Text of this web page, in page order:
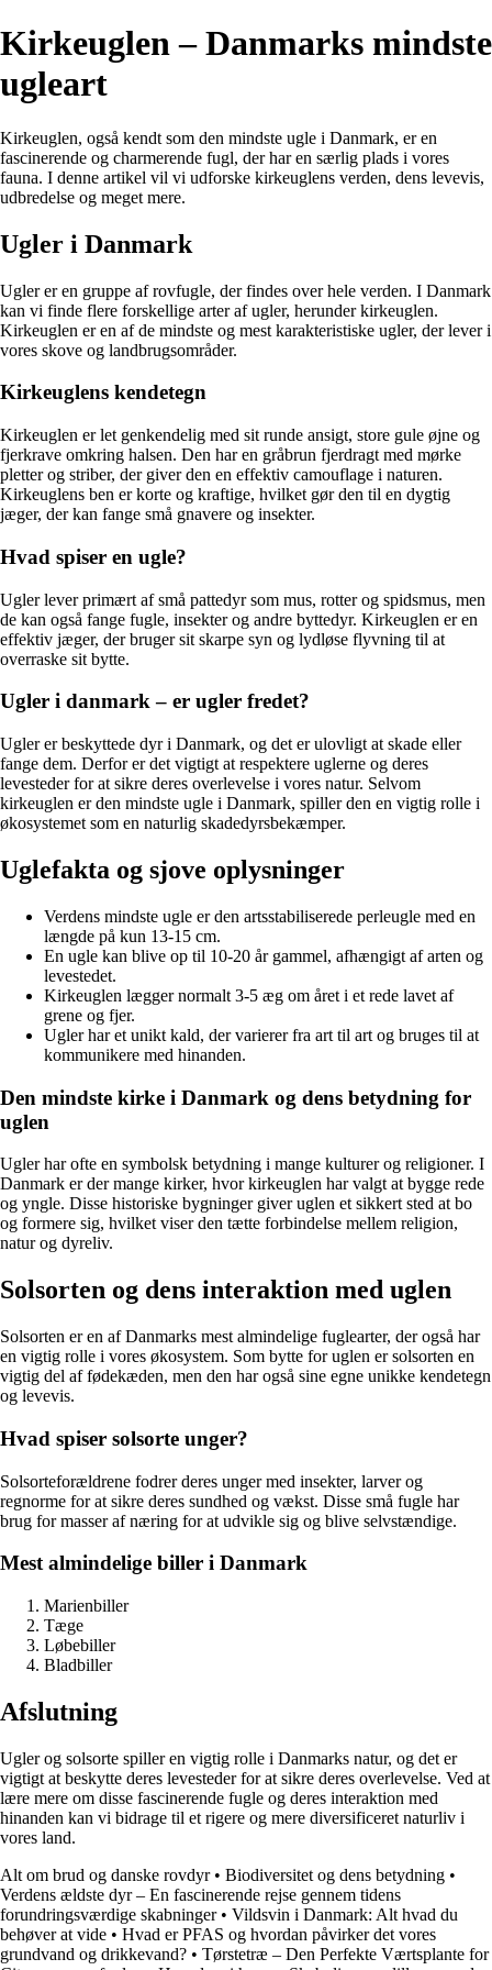
Kirkeuglen – Danmarks mindste
ugleart
Kirkeuglen, også kendt som den mindste ugle i Danmark, er en
fascinerende og charmerende fugl, der har en særlig plads i vores
fauna. I denne artikel vil vi udforske kirkeuglens verden, dens levevis,
udbredelse og meget mere.
Ugler i Danmark
Ugler er en gruppe af rovfugle, der findes over hele verden. I Danmark
kan vi finde flere forskellige arter af ugler, herunder kirkeuglen.
Kirkeuglen er en af de mindste og mest karakteristiske ugler, der lever i
vores skove og landbrugsområder.
Kirkeuglens kendetegn
Kirkeuglen er let genkendelig med sit runde ansigt, store gule øjne og
fjerkrave omkring halsen. Den har en gråbrun fjerdragt med mørke
pletter og striber, der giver den en effektiv camouflage i naturen.
Kirkeuglens ben er korte og kraftige, hvilket gør den til en dygtig
jæger, der kan fange små gnavere og insekter.
Hvad spiser en ugle?
Ugler lever primært af små pattedyr som mus, rotter og spidsmus, men
de kan også fange fugle, insekter og andre byttedyr. Kirkeuglen er en
effektiv jæger, der bruger sit skarpe syn og lydløse flyvning til at
overraske sit bytte.
Ugler i danmark – er ugler fredet?
Ugler er beskyttede dyr i Danmark, og det er ulovligt at skade eller
fange dem. Derfor er det vigtigt at respektere uglerne og deres
levesteder for at sikre deres overlevelse i vores natur. Selvom
kirkeuglen er den mindste ugle i Danmark, spiller den en vigtig rolle i
økosystemet som en naturlig skadedyrsbekæmper.
Uglefakta og sjove oplysninger
Verdens mindste ugle er den artsstabiliserede perleugle med en
længde på kun 13-15 cm.
En ugle kan blive op til 10-20 år gammel, afhængigt af arten og
levestedet.
Kirkeuglen lægger normalt 3-5 æg om året i et rede lavet af
grene og fjer.
Ugler har et unikt kald, der varierer fra art til art og bruges til at
kommunikere med hinanden.
Den mindste kirke i Danmark og dens betydning for
uglen
Ugler har ofte en symbolsk betydning i mange kulturer og religioner. I
Danmark er der mange kirker, hvor kirkeuglen har valgt at bygge rede
og yngle. Disse historiske bygninger giver uglen et sikkert sted at bo
og formere sig, hvilket viser den tætte forbindelse mellem religion,
natur og dyreliv.
Solsorten og dens interaktion med uglen
Solsorten er en af Danmarks mest almindelige fuglearter, der også har
en vigtig rolle i vores økosystem. Som bytte for uglen er solsorten en
vigtig del af fødekæden, men den har også sine egne unikke kendetegn
og levevis.
Hvad spiser solsorte unger?
Solsorteforældrene fodrer deres unger med insekter, larver og
regnorme for at sikre deres sundhed og vækst. Disse små fugle har
brug for masser af næring for at udvikle sig og blive selvstændige.
Mest almindelige biller i Danmark
Marienbiller
Tæge
Løbebiller
Bladbiller
Afslutning
Ugler og solsorte spiller en vigtig rolle i Danmarks natur, og det er
vigtigt at beskytte deres levesteder for at sikre deres overlevelse. Ved at
lære mere om disse fascinerende fugle og deres interaktion med
hinanden kan vi bidrage til et rigere og mere diversificeret naturliv i
vores land.
Alt om brud og danske rovdyr• Biodiversitet og dens betydning •
Verdens ældste dyr – En fascinerende rejse gennem tidens
forundringsværdige skabninger• Vildsvin i Danmark: Alt hvad du
behøver at vide • Hvad er PFAS og hvordan påvirker det vores
grundvand og drikkevand? • Tørstetræ – Den Perfekte Værtsplante for